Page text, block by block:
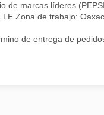
de marcas líderes
Zona de trabajo:
de entrega de